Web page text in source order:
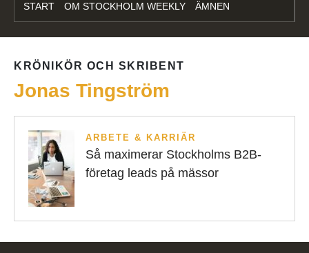
START OM STOCKHOLM WEEKLY ÄMNEN
KRÖNIKÖR OCH SKRIBENT
Jonas Tingström
ARBETE & KARRIÄR
Så maximerar Stockholms B2B-
företag leads på mässor